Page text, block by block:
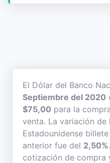
El Dólar del Banco
Septiembre del 2020
$75,00 para la
venta. La variación
Estadounidense
anterior fue del 2,50%
cotización de compra